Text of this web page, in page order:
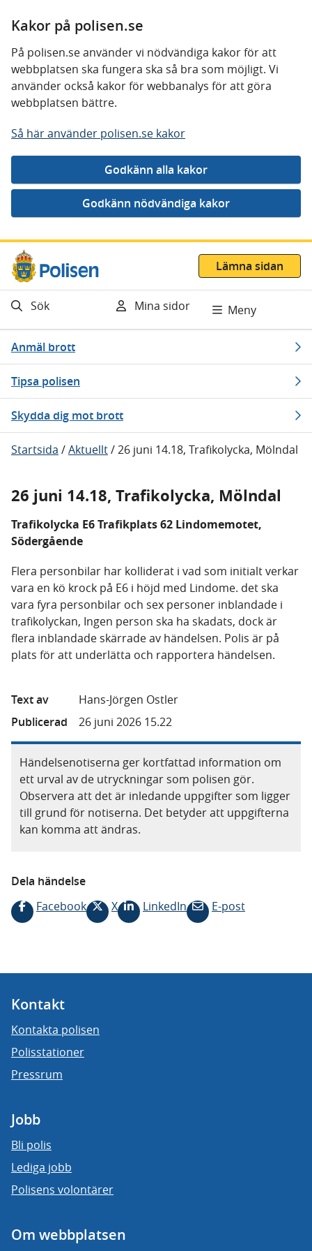
Kakor på polisen.se
På polisen.se använder vi nödvändiga kakor för att
webbplatsen ska fungera ska så bra som möjligt. Vi
använder också kakor för webbanalys för att göra
webbplatsen bättre.
Så här använder polisen.se kakor
Gå direkt till innehåll
Lämna sidan
Sök Mina sidor Meny
Anmäl brott
Tipsa polisen
Skydda dig mot brott
Startsida /Aktuellt/26 juni 14.18, Trafikolycka, Mölndal
26 juni 14.18, Trafikolycka, Mölndal
Trafikolycka E6 Trafikplats 62 Lindomemotet,
Södergående
Flera personbilar har kolliderat i vad som initialt verkar
vara en kö krock på E6 i höjd med Lindome. det ska
vara fyra personbilar och sex personer inblandade i
trafikolyckan, Ingen person ska ha skadats, dock är
flera inblandade skärrade av händelsen. Polis är på
plats för att underlätta och rapportera händelsen.
Text av
Hans-Jörgen Ostler
Publicerad
26 juni 2026 15.22
Händelsenotiserna ger kortfattad information om
ett urval av de utryckningar som polisen gör.
Observera att det är inledande uppgifter som ligger
till grund för notiserna. Det betyder att uppgifterna
kan komma att ändras.
Dela händelse
Facebook
X LinkedIn E-post
Kontakt
Kontakta polisen
Polisstationer
Pressrum
Jobb
Bli polis
Lediga jobb
Polisens volontärer
Om webbplatsen